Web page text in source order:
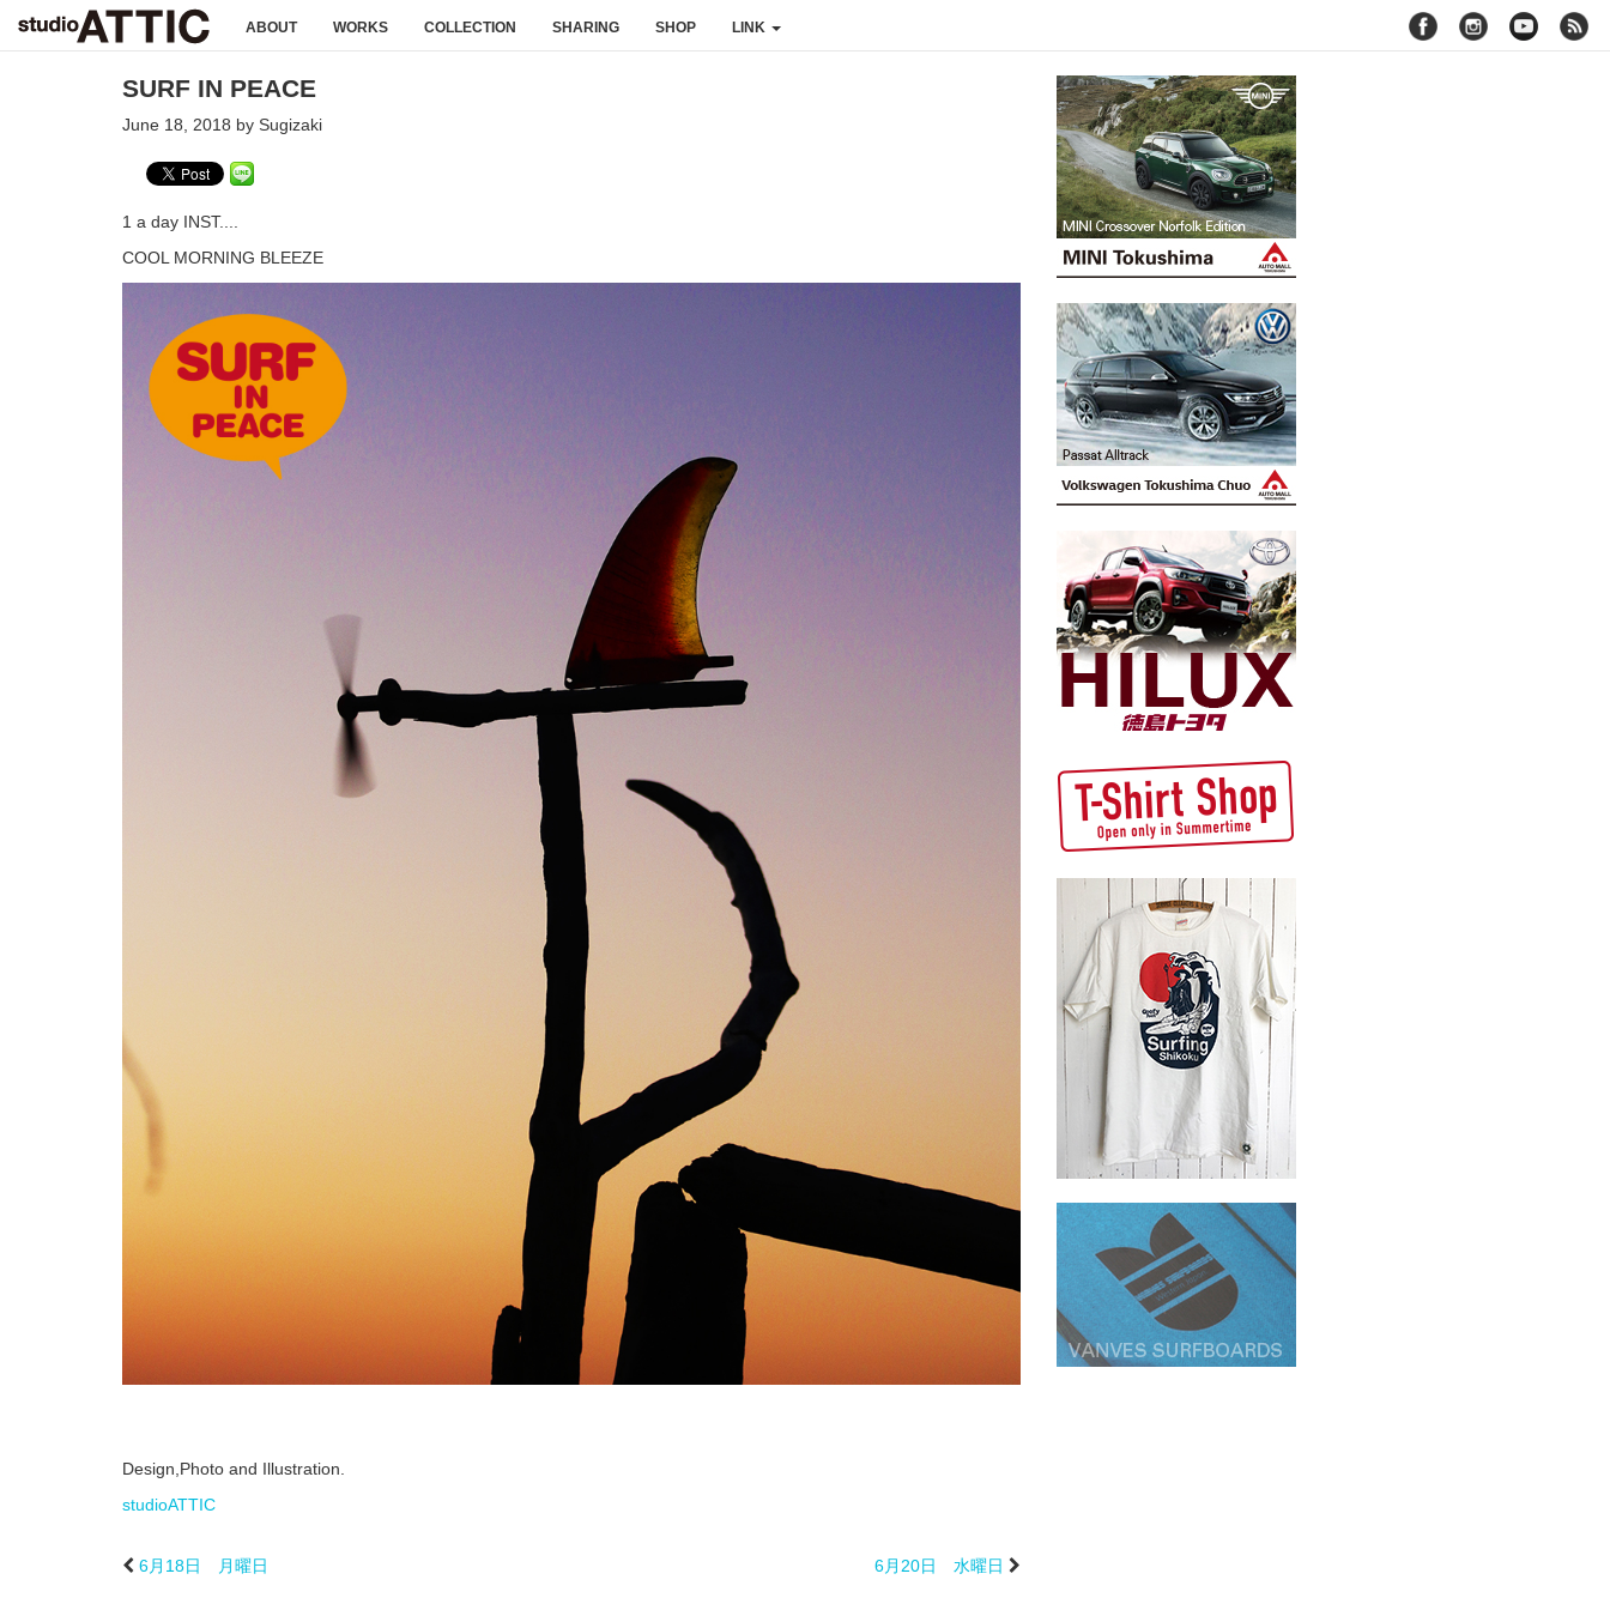
ABOUT WORKS COLLECTION SHARING SHOP LINK facebookinstagramyoutube rss
SURF IN PEACE
June 18, 2018 by Sugizaki
1 a day INST....
COOL MORNING BLEEZE
Design,Photo and Illustration.
studioATTIC
6月18日 月曜日 6月20日 水曜日